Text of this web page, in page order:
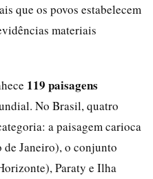
que os povos estabelecem
materiais
119 paisagens
No Brasil, quatro
a paisagem carioca
de Janeiro), o conjunto
Paraty e Ilha